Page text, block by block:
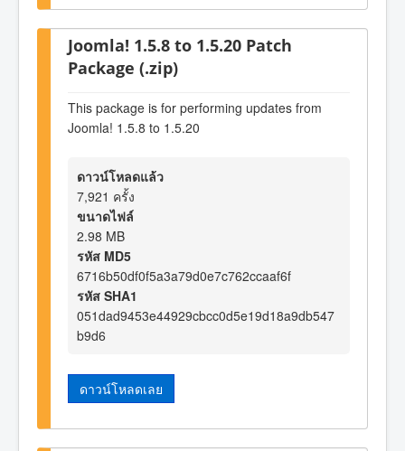
Joomla! 1.5.8 to 1.5.20 Patch
Package (.zip)
This package is for performing updates from
Joomla! 1.5.8 to 1.5.20
ดาวน์โหลดแล้ว
7,921 ครั้ง
ขนาดไฟล์
2.98 MB
รหัส MD5
6716b50df0f5a3a79d0e7c762ccaaf6f
รหัส SHA1
051dad9453e44929cbcc0d5e19d18a9db547
b9d6
ดาวน์โหลดเลย